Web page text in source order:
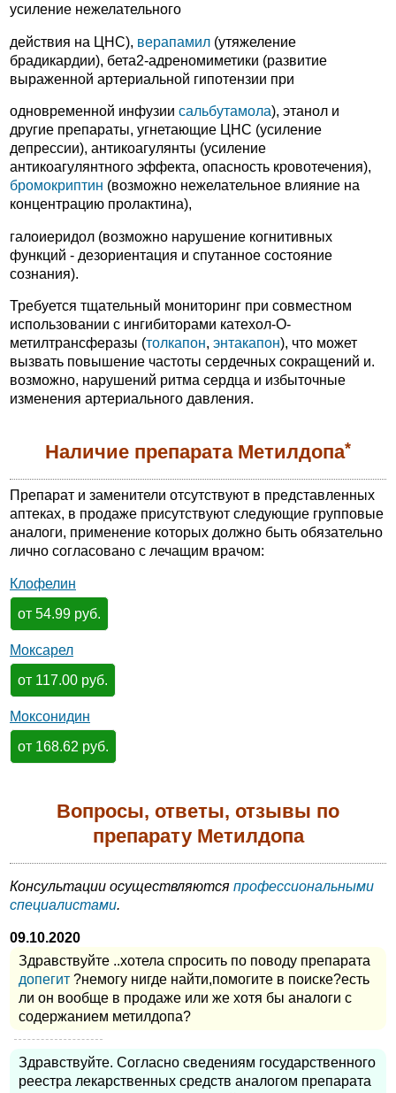
усиление нежелательного
действия на ЦНС), верапамил (утяжеление
брадикардии), бета2-адреномиметики (развитие
выраженной артериальной гипотензии при
одновременной инфузии сальбутамола), этанол и
другие препараты, угнетающие ЦНС (усиление
депрессии), антикоагулянты (усиление
антикоагулянтного эффекта, опасность кровотечения),
бромокриптин (возможно нежелательное влияние на
концентрацию пролактина),
галоиеридол (возможно нарушение когнитивных
функций - дезориентация и спутанное состояние
сознания).
Требуется тщательный мониторинг при совместном
использовании с ингибиторами катехол-О-
метилтрансферазы (толкапон, энтакапон), что может
вызвать повышение частоты сердечных сокращений и.
возможно, нарушений ритма сердца и избыточные
изменения артериального давления.
Наличие препарата Метилдопа*
Препарат и заменители отсутствуют в представленных
аптеках, в продаже присутствуют следующие групповые
аналоги, применение которых должно быть обязательно
лично согласовано с лечащим врачом:
Клофелин
от 54.99 руб.
Моксарел
от 117.00 руб.
Моксонидин
от 168.62 руб.
Вопросы, ответы, отзывы по
препарату Метилдопа
Консультации осуществляются профессиональными
специалистами.
09.10.2020
Здравствуйте ..хотела спросить по поводу препарата
допегит ?немогу нигде найти,помогите в поиске?есть
ли он вообще в продаже или же хотя бы аналоги с
содержанием метилдопа?
Здравствуйте. Согласно сведениям государственного
реестра лекарственных средств аналогом препарата